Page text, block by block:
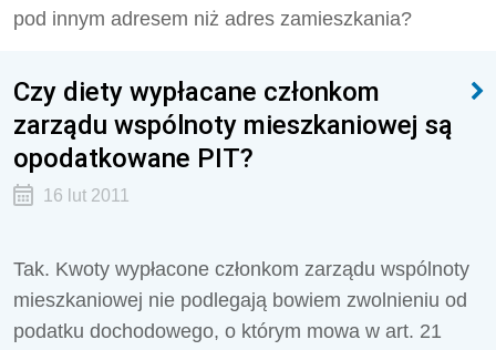
pod innym adresem niż adres zamieszkania?
Czy diety wypłacane członkom
zarządu wspólnoty mieszkaniowej są
opodatkowane PIT?
16 lut 2011
Tak. Kwoty wypłacone członkom zarządu wspólnoty
mieszkaniowej nie podlegają bowiem zwolnieniu od
podatku dochodowego, o którym mowa w art. 21